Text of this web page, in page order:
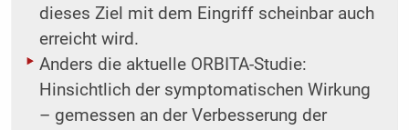
dieses Ziel mit dem Eingriff scheinbar auch
erreicht wird.
Anders die aktuelle ORBITA-Studie:
Hinsichtlich der symptomatischen Wirkung
– gemessen an der Verbesserung der